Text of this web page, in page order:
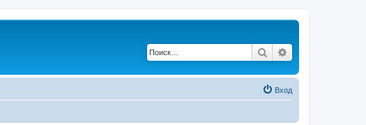
Поиск
Вход